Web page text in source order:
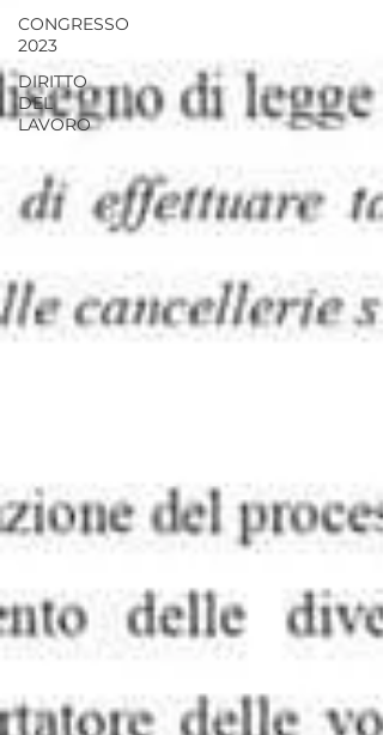
CONGRESSO
2023
DIRITTO
DEL
LAVORO